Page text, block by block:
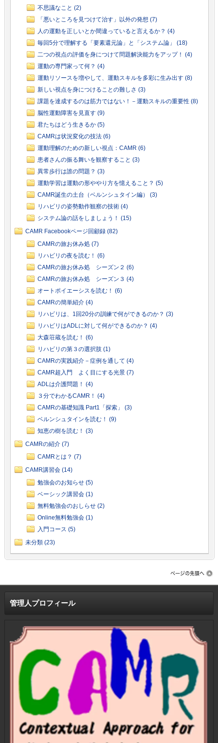
不思議なこと (2)
「悪いところを見つけて治す」以外の発想 (7)
人の運動を正しいとか間違っていると言えるか？ (4)
毎回5分で理解する「要素還元論」と「システム論」 (18)
二つの視点の評価を身につけて問題解決能力をアップ！ (4)
運動の専門家って何？ (4)
運動リソースを増やして、運動スキルを多彩に生み出す (8)
新しい視点を身につけることの難しさ (3)
課題を達成するのは筋力ではない！－運動スキルの重要性 (8)
脳性運動障害を見直す (9)
君たちはどう生きるか (5)
CAMRは状況変化の技法 (6)
運動理解のための新しい視点：CAMR (6)
患者さんの振る舞いを観察すること (3)
異常歩行は誰の問題？ (3)
運動学習は運動の形ややり方を憶えること？ (5)
CAMR誕生の土台（ベルンシュタイン編） (3)
リハビリの姿勢動作観察の技術 (4)
システム論の話をしましょう！ (15)
CAMR Facebookページ回顧録 (82)
CAMRの旅お休み処 (7)
リハビリの夜を読む！ (6)
CAMRの旅お休み処 シーズン２ (6)
CAMRの旅お休み処 シーズン３ (4)
オートポイエーシスを読む！ (6)
CAMRの簡単紹介 (4)
リハビリは、1回20分の訓練で何ができるのか？ (3)
リハビリはADLに対して何ができるのか？ (4)
大森荘蔵を読む！ (6)
リハビリの第３の選択肢 (1)
CAMRの実践紹介－症例を通して (4)
CAMR超入門 よく目にする光景 (7)
ADLは介護問題！ (4)
３分でわかるCAMR！ (4)
CAMRの基礎知識 Part1「探索」 (3)
ベルンシュタインを読む！ (9)
知恵の樹を読む！ (3)
CAMRの紹介 (7)
CAMRとは？ (7)
CAMR講習会 (14)
勉強会のお知らせ (5)
ベーシック講習会 (1)
無料勉強会のおしらせ (2)
Online無料勉強会 (1)
入門コース (5)
未分類 (23)
管理人プロフィール